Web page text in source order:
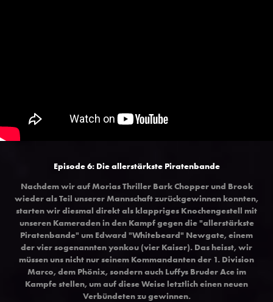
Episode 6: Die allerstärkste Piratenbande
Nachdem wir auf Morias Thriller Bark Chopper und Brook
wieder als Teil unserer Mannschaft zurückgewinnen konnten,
starten wir diesmal direkt als klappriges Knochengestell mit
unseren Kameraden in den Kampf gegen die "allerstärkste
Piratenbande" um Edward "Whitebeard" Newgate, einem
der vier sogenannten yonkou (vier Kaiser). Das heisst, wir
müssen uns nicht nur seinem Kommandanten der 1. Division
Marco, dem Phönix, sondern auch Luffys Bruder Ace im
Kampfe stellen, um auf diese Weise letztlich einen neuen
Verbündeten zu gewinnen.